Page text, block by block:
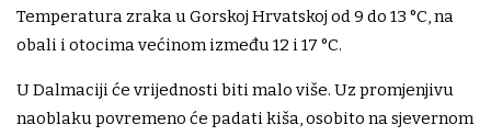
Temperatura zraka u Gorskoj Hrvatskoj od 9 do 13 °C, na
obali i otocima većinom između 12 i 17 °C.
U Dalmaciji će vrijednosti biti malo više. Uz promjenjivu
naoblaku povremeno će padati kiša, osobito na sjevernom